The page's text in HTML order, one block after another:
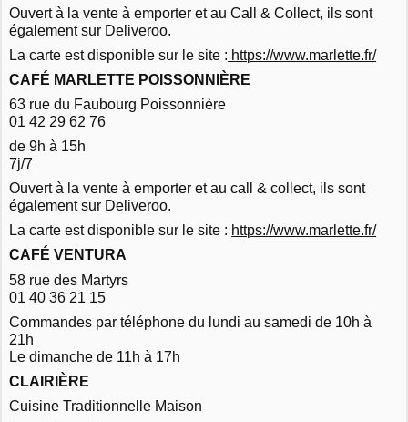
Ouvert à la vente à emporter et au Call & Collect, ils sont
également sur Deliveroo.
La carte est disponible sur le site : https://www.marlette.fr/
CAFÉ MARLETTE POISSONNIÈRE
63 rue du Faubourg Poissonnière
01 42 29 62 76
de 9h à 15h
7j/7
Ouvert à la vente à emporter et au call & collect, ils sont
également sur Deliveroo.
La carte est disponible sur le site : https://www.marlette.fr/
CAFÉ VENTURA
58 rue des Martyrs
01 40 36 21 15
Commandes par téléphone du lundi au samedi de 10h à
21h
Le dimanche de 11h à 17h
CLAIRIÈRE
Cuisine Traditionnelle Maison